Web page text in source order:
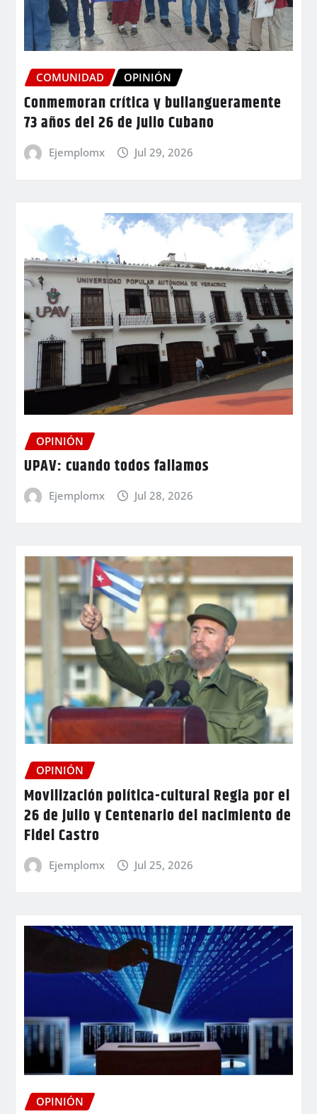
COMUNIDAD OPINIÓN
Conmemoran crítica y bullangueramente
73 años del 26 de Julio Cubano
Ejemplomx Jul 29, 2026
OPINIÓN
UPAV: cuando todos fallamos
Ejemplomx Jul 28, 2026
OPINIÓN
Movilización política-cultural Regia por el
26 de julio y Centenario del nacimiento de
Fidel Castro
Ejemplomx Jul 25, 2026
OPINIÓN